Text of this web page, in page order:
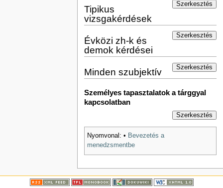
Szerkesztés
Tipikus
vizsgakérdések
Szerkesztés
Évközi zh-k és
demok kérdései
Szerkesztés
Minden szubjektív
Személyes tapasztalatok a tárggyal
kapcsolatban
Szerkesztés
Nyomvonal: • Bevezetés a
menedzsmentbe